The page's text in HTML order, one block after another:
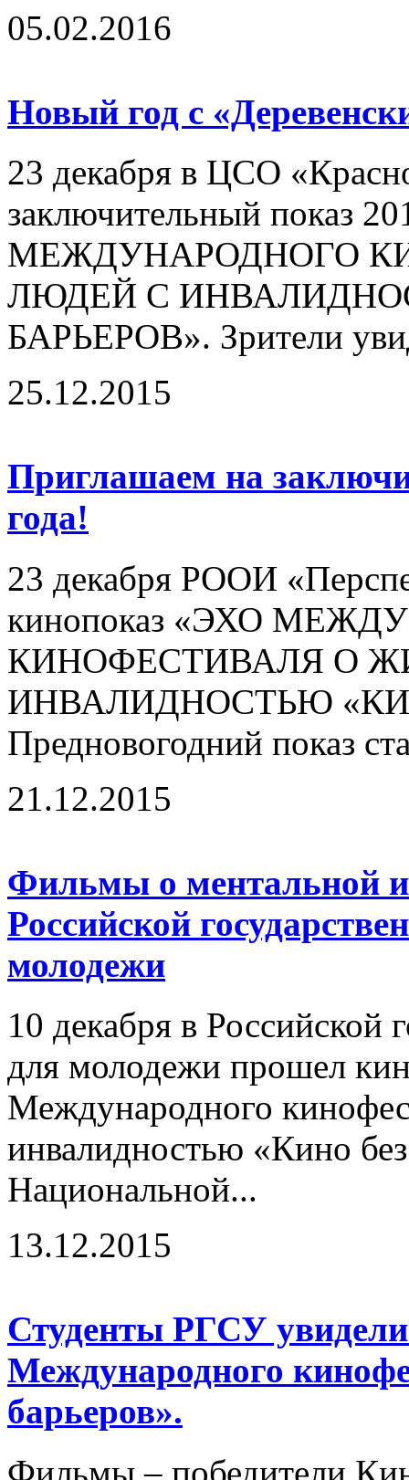
05.02.2016
Новый год с
23 декабря в ЦСО
заключительный показ
МЕЖДУНАРОДНОГО
ЛЮДЕЙ С
БАРЬЕРОВ». Зрители
25.12.2015
Приглашаем на
года!
23 декабря РООИ
кинопоказ «ЭХО
КИНОФЕСТИВАЛЯ О
ИНВАЛИДНОСТЬЮ
Предновогодний показ
21.12.2015
Фильмы о ментальной
Российской
молодежи
10 декабря в Российской
для молодежи прошел
Международного
инвалидностью «Кино
Национальной...
13.12.2015
Студенты РГСУ
Международного
барьеров».
Фильмы – победители